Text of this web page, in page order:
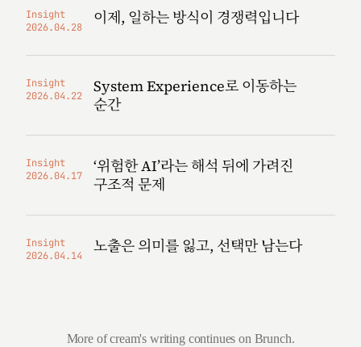
Insight
2026.04.28
이제, 일하는 방식이 경쟁력입니다
Insight
2026.04.22
System Experience로 이동하는
순간
Insight
2026.04.17
‘위험한 AI’라는 해석 뒤에 가려진
구조적 문제
Insight
2026.04.14
노출은 의미를 잃고, 선택만 남는다
More of cream's writing continues on Brunch.